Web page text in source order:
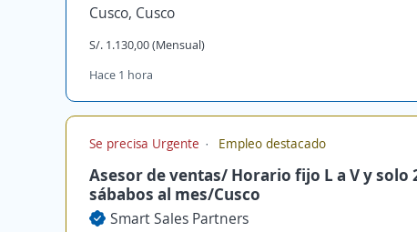
Cusco, Cusco
S/. 1.130,00 (Mensual)
Hace 1 hora
Se precisa Urgente Empleo destacado
Asesor de ventas/ Horario fijo L a V y solo
sábabos al mes/Cusco
Smart Sales Partners